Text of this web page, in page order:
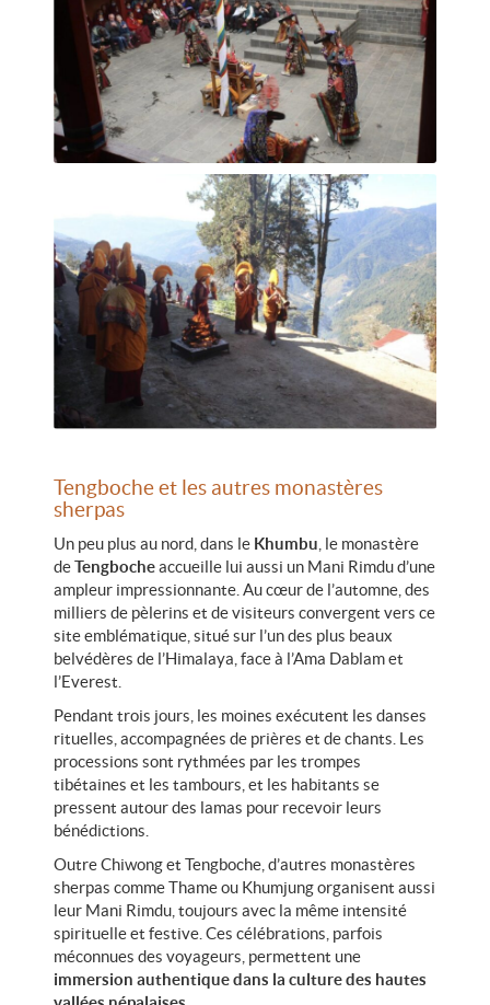
Tengboche et les autres monastères
sherpas
Un peu plus au nord, dans le Khumbu , le monastère
deTengbocheaccueille lui aussi un Mani Rimdu d’une
ampleur impressionnante. Au cœur de l’automne, des
milliers de pèlerins et de visiteurs convergent vers ce
site emblématique, situé sur l’un des plus beaux
belvédères de l’Himalaya, face à l’Ama Dablam et
l’Everest.
Pendant trois jours, les moines exécutent les danses
rituelles, accompagnées de prières et de chants. Les
processions sont rythmées par les trompes
tibétaines et les tambours, et les habitants se
pressent autour des lamas pour recevoir leurs
bénédictions.
Outre Chiwong et Tengboche, d’autres monastères
sherpas comme Thame ou Khumjung organisent aussi
leur Mani Rimdu, toujours avec la même intensité
spirituelle et festive. Ces célébrations, parfois
méconnues des voyageurs, permettent une
immersion authentique dans la culture des hautes